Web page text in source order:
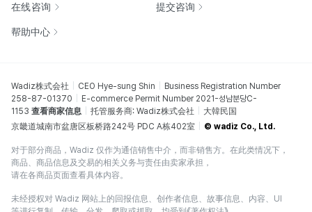
在线咨询 提交咨询
帮助中心
Wadiz株式会社 CEO Hye-sung Shin
Business Registration Number
258-87-01370
E-commerce Permit Number 2021-성남분당C-
1153 查看商家信息 托管服务商: Wadiz株式会社
大韓民国
京畿道城南市盆唐区板桥路242号 PDC A栋402室
© wadiz Co., Ltd.
对于部分商品，Wadiz 仅作为通信销售中介，而非销售方。在此类情况下，
商品、商品信息及交易的相关义务与责任由卖家承担，
请在各商品页面查看具体内容。
未经授权对 Wadiz 网站上的回报信息、创作者信息、故事信息、内容、UI